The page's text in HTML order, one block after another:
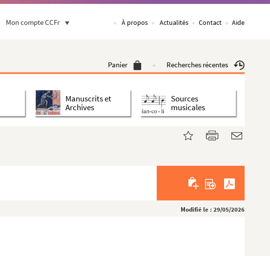
Mon compte CCFr À propos Actualités Contact Aide
Panier Recherches récentes
Manuscrits et
Archives
Sources
musicales
Modifié le : 29/05/2026